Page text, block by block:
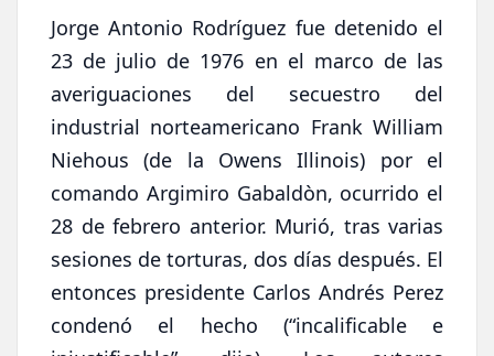
Jorge Antonio Rodríguez fue detenido el
23 de julio de 1976 en el marco de las
averiguaciones del secuestro del
industrial norteamericano Frank William
Niehous (de la Owens Illinois) por el
comando Argimiro Gabaldòn, ocurrido el
28 de febrero anterior. Murió, tras varias
sesiones de torturas, dos días después. El
entonces presidente Carlos Andrés Perez
condenó el hecho (“incalificable e